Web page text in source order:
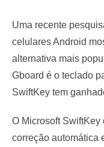
Uma recente
celulares Android
alternativa mais
Gboard é o teclado
SwiftKey tem
O Microsoft
correção automática